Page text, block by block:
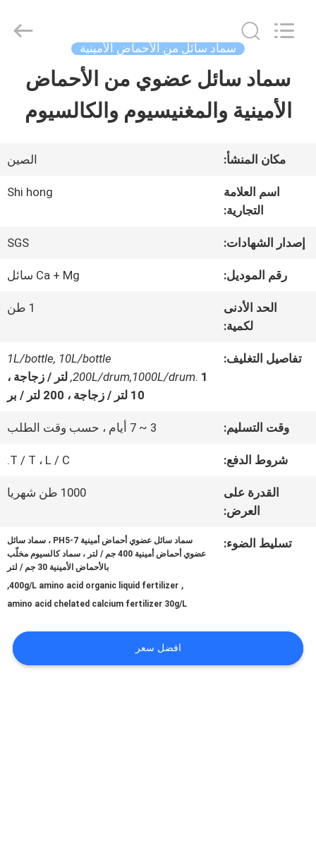
الصفحة
الرئيسية
منتجات
أشرطة
فيديو
معلومات
المعمل
مراقبة
الجودة
اطلب
Sichuan
Shihong
سماد سائل من الأحماض الأمينية
سماد سائل عضوي من الأحماض
الأمينية والمغنيسيوم والكالسيوم
مكان المنشأ: الصين
اسم العلامة
التجارية:
Shi hong
إصدار الشهادات: SGS
رقم الموديل: Ca + Mg سائل
الحد الأدنى
لكمية:
1 طن
تفاصيل التغليف:
1L/bottle, 10L/bottle
,200L/drum,1000L/drum.1 لتر / زجاجة ،
10 لتر / زجاجة ، 200 لتر / بر
وقت التسليم: 3 ~ 7 أيام ، حسب وقت الطلب
شروط الدفع: T / T ، L / C.
القدرة على
العرض:
1000 طن شهريا
تسليط الضوء:
سماد سائل عضوي أحماض أمينية PH5-7 ، سماد سائل
عضوي أحماض أمينية 400 جم / لتر ، سماد كالسيوم مخلّب
بالأحماض الأمينية 30 جم / لتر
,
400g/L amino acid organic liquid fertilizer
,
amino acid chelated calcium fertilizer 30g/L
افضل سعر